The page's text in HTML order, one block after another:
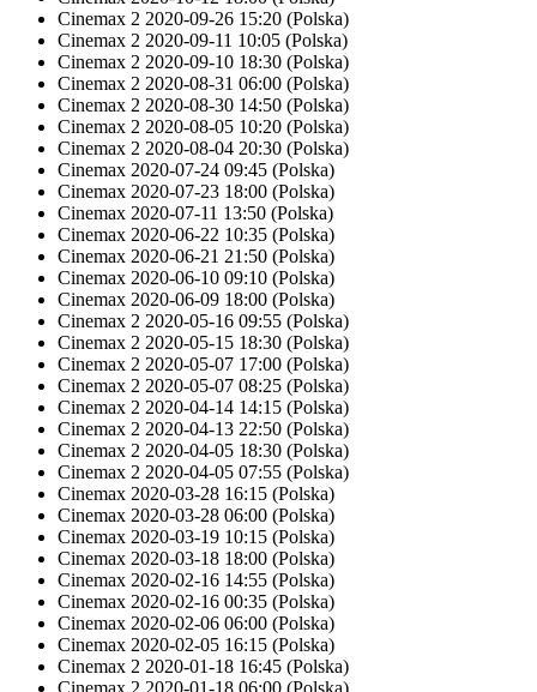
Cinemax 2 2020-09-26 15:20 (Polska)
Cinemax 2 2020-09-11 10:05 (Polska)
Cinemax 2 2020-09-10 18:30 (Polska)
Cinemax 2 2020-08-31 06:00 (Polska)
Cinemax 2 2020-08-30 14:50 (Polska)
Cinemax 2 2020-08-05 10:20 (Polska)
Cinemax 2 2020-08-04 20:30 (Polska)
Cinemax 2020-07-24 09:45 (Polska)
Cinemax 2020-07-23 18:00 (Polska)
Cinemax 2020-07-11 13:50 (Polska)
Cinemax 2020-06-22 10:35 (Polska)
Cinemax 2020-06-21 21:50 (Polska)
Cinemax 2020-06-10 09:10 (Polska)
Cinemax 2020-06-09 18:00 (Polska)
Cinemax 2 2020-05-16 09:55 (Polska)
Cinemax 2 2020-05-15 18:30 (Polska)
Cinemax 2 2020-05-07 17:00 (Polska)
Cinemax 2 2020-05-07 08:25 (Polska)
Cinemax 2 2020-04-14 14:15 (Polska)
Cinemax 2 2020-04-13 22:50 (Polska)
Cinemax 2 2020-04-05 18:30 (Polska)
Cinemax 2 2020-04-05 07:55 (Polska)
Cinemax 2020-03-28 16:15 (Polska)
Cinemax 2020-03-28 06:00 (Polska)
Cinemax 2020-03-19 10:15 (Polska)
Cinemax 2020-03-18 18:00 (Polska)
Cinemax 2020-02-16 14:55 (Polska)
Cinemax 2020-02-16 00:35 (Polska)
Cinemax 2020-02-06 06:00 (Polska)
Cinemax 2020-02-05 16:15 (Polska)
Cinemax 2 2020-01-18 16:45 (Polska)
Cinemax 2 2020-01-18 06:00 (Polska)